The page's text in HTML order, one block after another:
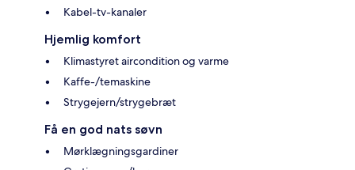
Kabel-tv-kanaler
Hjemlig komfort
Klimastyret aircondition og varme
Kaffe-/temaskine
Strygejern/strygebræt
Få en god nats søvn
Mørklægningsgardiner